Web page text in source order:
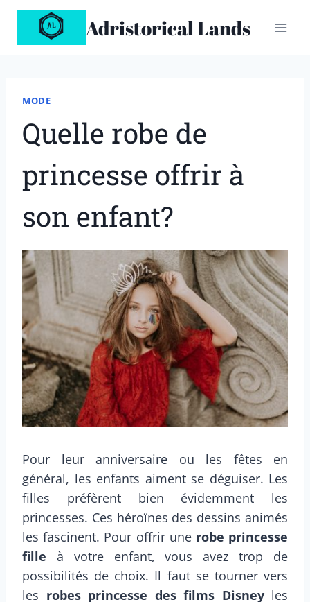
Aller
contenu
Adristorical Lands
MODE
Quelle robe de
princesse offrir à
son enfant?
Pour leur anniversaire ou les fêtes en
général, les enfants aiment se déguiser. Les
filles préfèrent bien évidemment les
princesses. Ces héroïnes des dessins animés
les fascinent. Pour offrir une robe princesse
fille à votre enfant, vous avez trop de
possibilités de choix. Il faut se tourner vers
les robes princesse des films Disney les